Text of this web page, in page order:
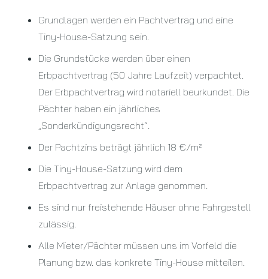
Grundlagen werden ein Pachtvertrag und eine
Tiny-House-Satzung sein.
Die Grundstücke werden über einen
Erbpachtvertrag (50 Jahre Laufzeit) verpachtet.
Der Erbpachtvertrag wird notariell beurkundet. Die
Pächter haben ein jährliches
„Sonderkündigungsrecht“.
Der Pachtzins beträgt jährlich 18 €/m²
Die Tiny-House-Satzung wird dem
Erbpachtvertrag zur Anlage genommen.
Es sind nur freistehende Häuser ohne Fahrgestell
zulässig.
Alle Mieter/Pächter müssen uns im Vorfeld die
Planung bzw. das konkrete Tiny-House mitteilen.